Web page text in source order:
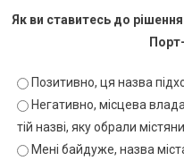
Як ви ставитесь до
Позитивно, ця назва
Негативно, місцева
тій назві, яку обрали
Мені байдуже, назва